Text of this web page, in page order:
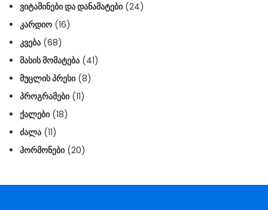
ᲕᲘᲢᲐᲛᲘᲜᲔᲑᲘ ᲓᲐ ᲓᲐᲜᲐᲛᲐᲢᲔᲑᲘ (24)
ᲙᲐᲠᲓᲘᲝ (16)
ᲙᲕᲔᲑᲐ (68)
ᲛᲐᲡᲘᲡ ᲛᲝᲛᲐᲢᲔᲑᲐ (41)
ᲛᲣᲪᲚᲘᲡ ᲞᲠᲔᲡᲘ (8)
ᲞᲠᲝᲒᲠᲐᲛᲔᲑᲘ (11)
ᲥᲐᲚᲔᲑᲘ (18)
ᲫᲐᲚᲐ (11)
ᲰᲝᲠᲛᲝᲜᲔᲑᲘ (20)